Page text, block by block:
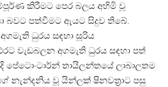
කිරීමට පෙර බලය අහිමි වූ
බවට පත්වීමට ඇයට සිදුව තිබේ.
ධුරය සඳහා සූරිය
වැඩබලන අගමැති ධුරය සඳහා පත්
පේටොංටාර්න් තායිලන්තයේ ලාබාලතම
නැන්දනිය වූ යින්ලක් ෂිනවත්‍රාට පසු